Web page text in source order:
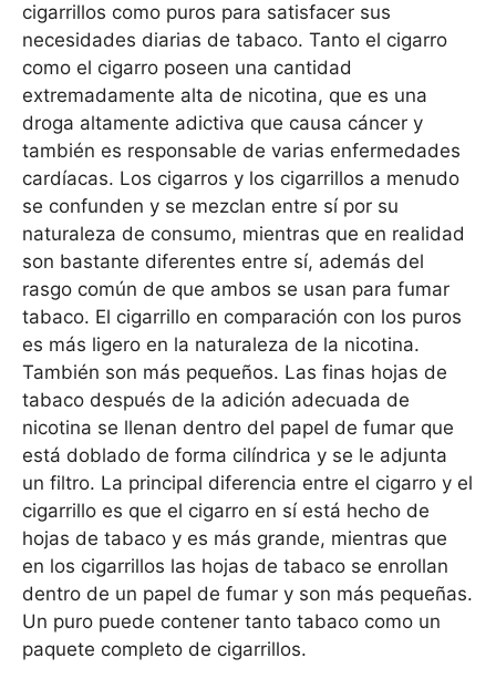
cigarrillos como puros para satisfacer sus
necesidades diarias de tabaco. Tanto el cigarro
como el cigarro poseen una cantidad
extremadamente alta de nicotina, que es una
droga altamente adictiva que causa cáncer y
también es responsable de varias enfermedades
cardíacas. Los cigarros y los cigarrillos a menudo
se confunden y se mezclan entre sí por su
naturaleza de consumo, mientras que en realidad
son bastante diferentes entre sí, además del
rasgo común de que ambos se usan para fumar
tabaco. El cigarrillo en comparación con los puros
es más ligero en la naturaleza de la nicotina.
También son más pequeños. Las finas hojas de
tabaco después de la adición adecuada de
nicotina se llenan dentro del papel de fumar que
está doblado de forma cilíndrica y se le adjunta
un filtro. La principal diferencia entre el cigarro y el
cigarrillo es que el cigarro en sí está hecho de
hojas de tabaco y es más grande, mientras que
en los cigarrillos las hojas de tabaco se enrollan
dentro de un papel de fumar y son más pequeñas.
Un puro puede contener tanto tabaco como un
paquete completo de cigarrillos.